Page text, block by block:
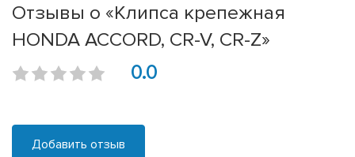
Отзывы о «Клипса крепежная
HONDA ACCORD, CR-V, CR-Z»
0.0
Добавить отзыв